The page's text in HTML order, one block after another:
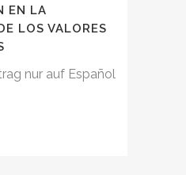
EN LA
LOS VALORES
nur auf Español